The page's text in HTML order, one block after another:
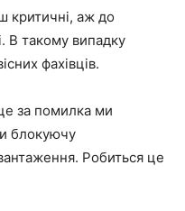
критичні, аж до
В такому випадку
фахівців.
за помилка ми
блокуючу
Робиться це